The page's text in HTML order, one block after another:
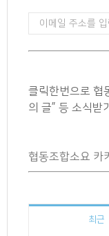
클릭한번으로 협
의 글” 등 소식받기
협동조합소요 카
최근